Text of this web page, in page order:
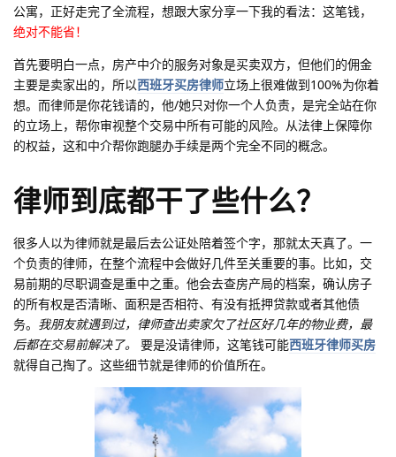
公寓，正好走完了全流程，想跟大家分享一下我的看法：这笔钱，
绝对不能省！
首先要明白一点，房产中介的服务对象是买卖双方，但他们的佣金
主要是卖家出的，所以西班牙买房律师立场上很难做到100%为你着
想。而律师是你花钱请的，他/她只对你一个人负责，是完全站在你
的立场上，帮你审视整个交易中所有可能的风险。从法律上保障你
的权益，这和中介帮你跑腿办手续是两个完全不同的概念。
律师到底都干了些什么？
很多人以为律师就是最后去公证处陪着签个字，那就太天真了。一
个负责的律师，在整个流程中会做好几件至关重要的事。比如，交
易前期的尽职调查是重中之重。他会去查房产局的档案，确认房子
的所有权是否清晰、面积是否相符、有没有抵押贷款或者其他债
务。 我朋友就遇到过，律师查出卖家欠了社区好几年的物业费，最
后都在交易前解决了。
要是没请律师，这笔钱可能西班牙律师买房
就得自己掏了。这些细节就是律师的价值所在。